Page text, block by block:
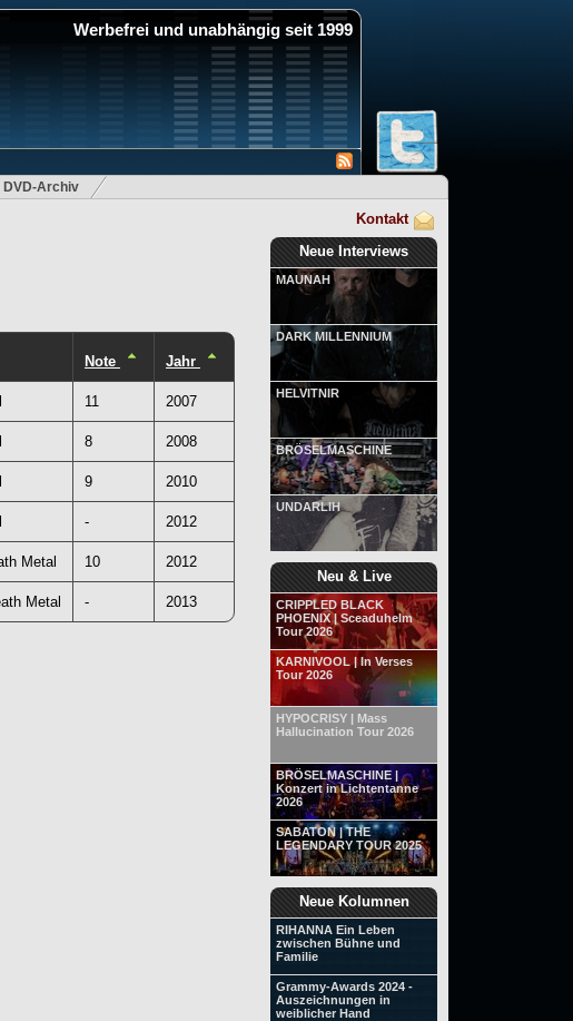
Werbefrei und unabhängig seit 1999
DVD-Archiv
Kontakt
Neue Interviews
MAUNAH
DARK MILLENNIUM
HELVITNIR
BRÖSELMASCHINE
UNDARLIH
Neu & Live
CRIPPLED BLACK
PHOENIX | Sceaduhelm
Tour 2026
KARNIVOOL | In Verses
Tour 2026
HYPOCRISY | Mass
Hallucination Tour 2026
BRÖSELMASCHINE |
Konzert in Lichtentanne
2026
SABATON | THE
LEGENDARY TOUR 2025
Neue Kolumnen
RIHANNA Ein Leben
zwischen Bühne und
Familie
Grammy-Awards 2024 -
Auszeichnungen in
weiblicher Hand
Note Jahr
11 2007
8 2008
9 2010
- 2012
Metal 10 2012
Metal - 2013